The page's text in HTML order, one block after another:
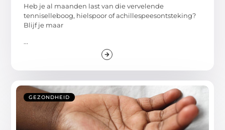
Heb je al maanden last van die vervelende
tenniselleboog, hielspoor of achillespees­ontsteking?
Blijf je maar
...
GEZONDHEID